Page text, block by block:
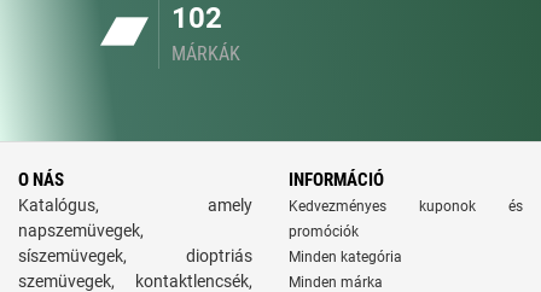
102
MÁRKÁK
O NÁS
Katalógus, amely
napszemüvegek,
síszemüvegek, dioptriás
szemüvegek, kontaktlencsék,
INFORMÁCIÓ
Kedvezményes kuponok és
promóciók
Minden kategória
Minden márka